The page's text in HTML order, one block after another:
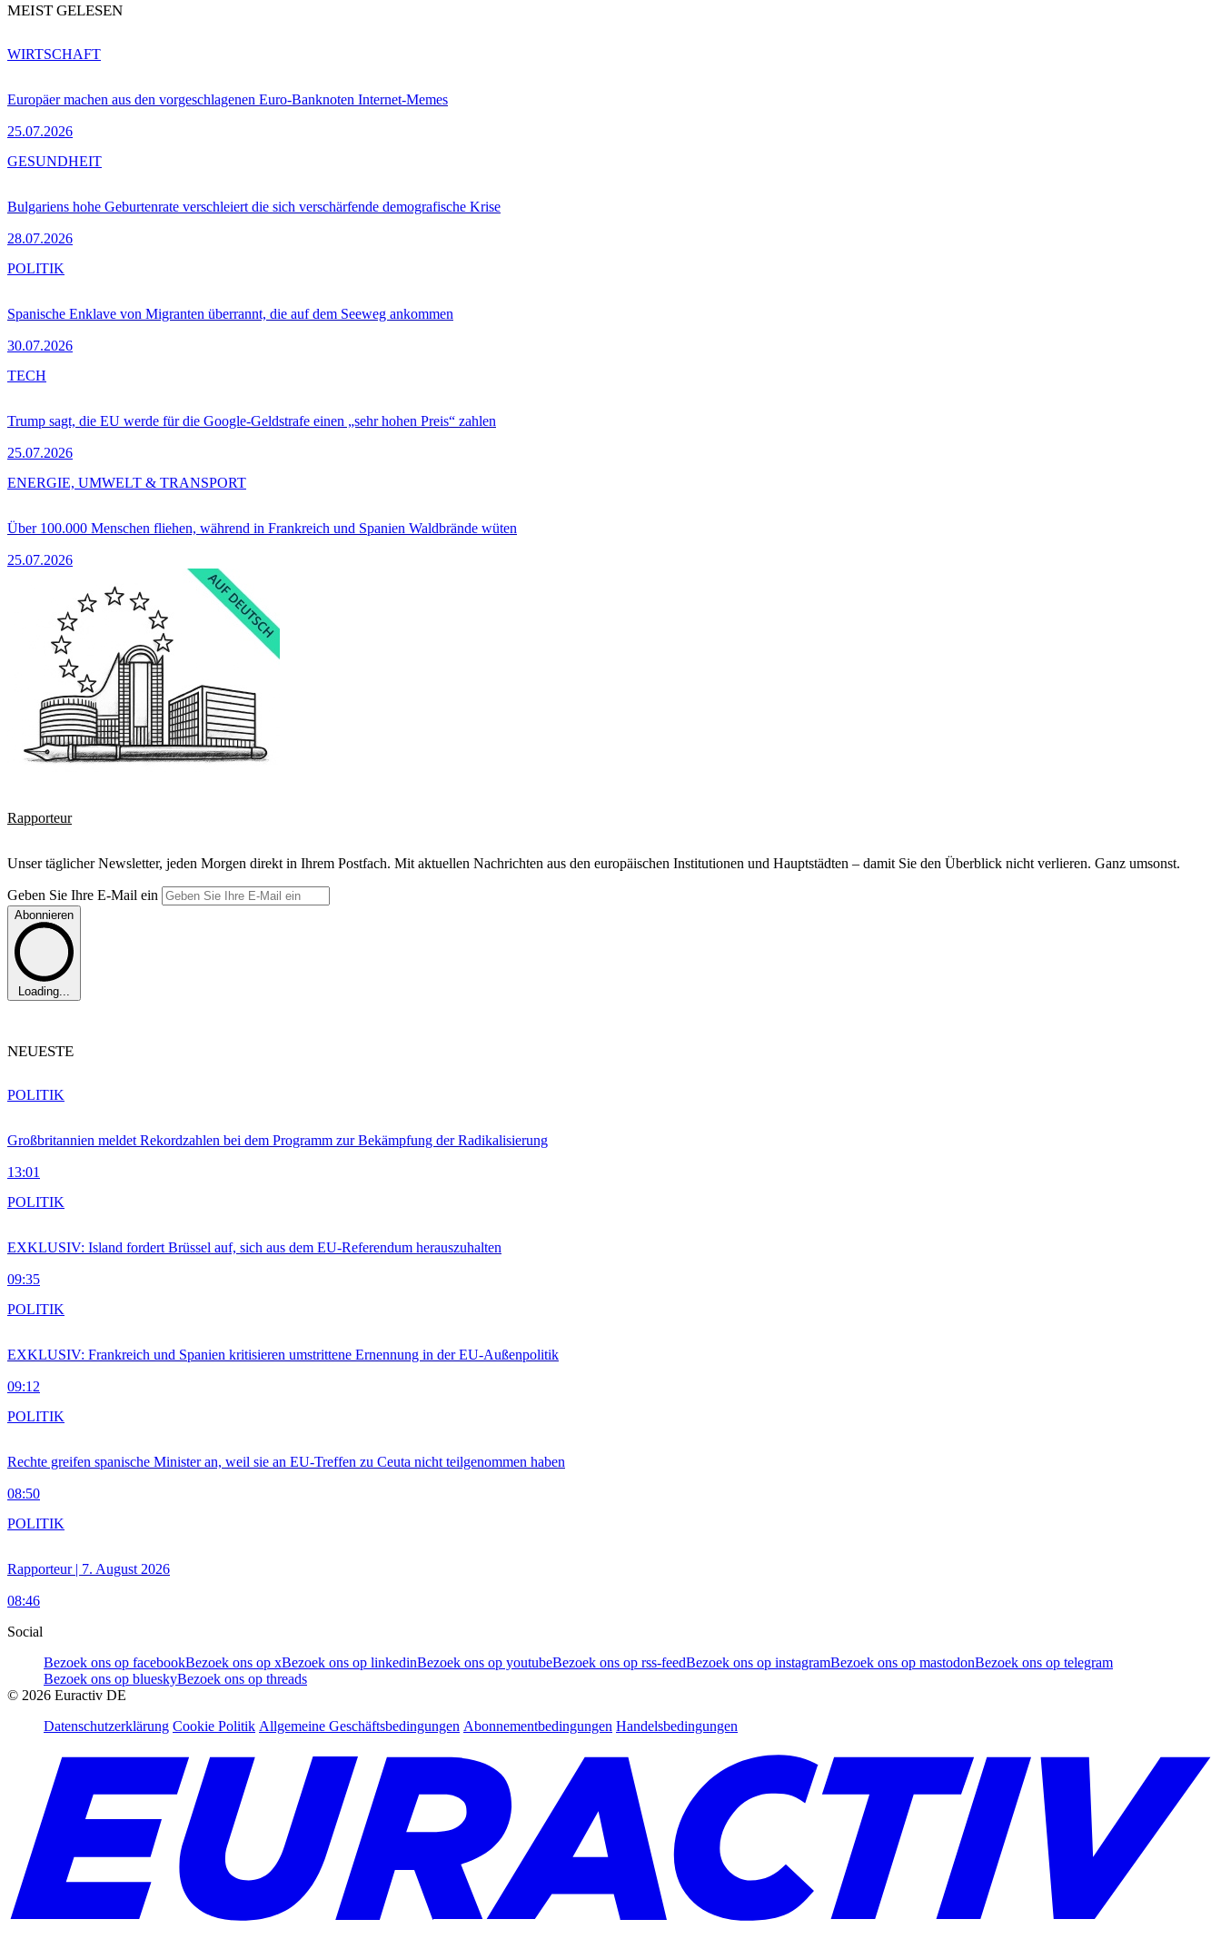
MEIST GELESEN
Europäer machen aus den vorgeschlagenen Euro-Banknoten Internet-Memes
25.07.2026
WIRTSCHAFT
Bulgariens hohe Geburtenrate verschleiert die sich verschärfende demografische Krise
28.07.2026
GESUNDHEIT
Spanische Enklave von Migranten überrannt, die auf dem Seeweg ankommen
30.07.2026
POLITIK
Trump sagt, die EU werde für die Google-Geldstrafe einen „sehr hohen Preis“ zahlen
25.07.2026
TECH
Über 100.000 Menschen fliehen, während in Frankreich und Spanien Waldbrände wüten
25.07.2026
ENERGIE, UMWELT & TRANSPORT
Rapporteur
Unser täglicher Newsletter, jeden Morgen direkt in Ihrem Postfach. Mit aktuellen Nachrichten aus den europäischen Institutionen und Hauptstädten – damit Sie den Überblick nicht verlieren. Ganz umsonst.
Geben Sie Ihre E-Mail ein
Abonnieren
Loading...
NEUESTE
Großbritannien meldet Rekordzahlen bei dem Programm zur Bekämpfung der Radikalisierung
13:01
POLITIK
EXKLUSIV: Island fordert Brüssel auf, sich aus dem EU-Referendum herauszuhalten
09:35
POLITIK
EXKLUSIV: Frankreich und Spanien kritisieren umstrittene Ernennung in der EU-Außenpolitik
09:12
POLITIK
Rechte greifen spanische Minister an, weil sie an EU-Treffen zu Ceuta nicht teilgenommen haben
08:50
POLITIK
Rapporteur | 7. August 2026
08:46
POLITIK
Social
Bezoek ons op facebookBezoek ons op xBezoek ons op linkedinBezoek ons op youtubeBezoek ons op rss-feedBezoek ons op instagramBezoek ons op mastodonBezoek ons op telegram
Bezoek ons op blueskyBezoek ons op threads
© 2026 Euractiv DE
Datenschutzerklärung Cookie Politik Allgemeine Geschäftsbedingungen Abonnementbedingungen Handelsbedingungen